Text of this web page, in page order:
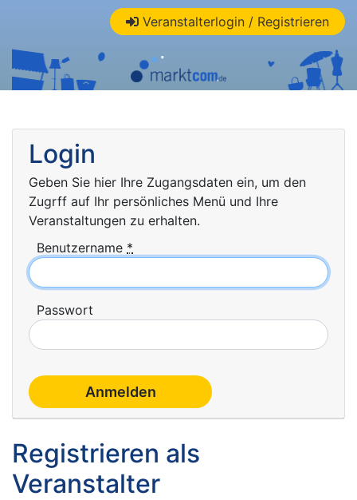
Veranstalterlogin / Registrieren
Login
Geben Sie hier Ihre Zugangsdaten ein, um den
Zugrff auf Ihr persönliches Menü und Ihre
Veranstaltungen zu erhalten.
Benutzername *
Passwort
Registrieren als
Veranstalter